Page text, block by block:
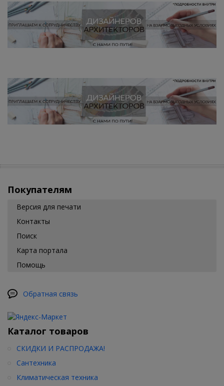
Покупателям
Версия для печати
Контакты
Поиск
Карта портала
Помощь
Обратная связь
Каталог товаров
СКИДКИ И РАСПРОДАЖА!
Сантехника
Климатическая техника